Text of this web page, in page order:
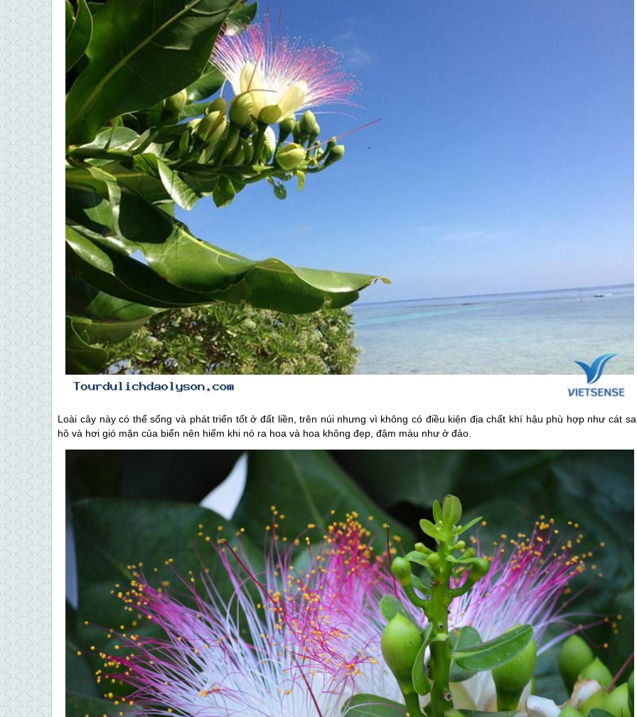
Loài cây này có thể sống và phát triển tốt ở đất liền, trên núi nhưng vì không có điều kiện địa chất khí hậu phù hợp như cát
hô và hơi gió mặn của biển nên hiếm khi nó ra hoa và hoa không đẹp, đậm màu như ở đảo.